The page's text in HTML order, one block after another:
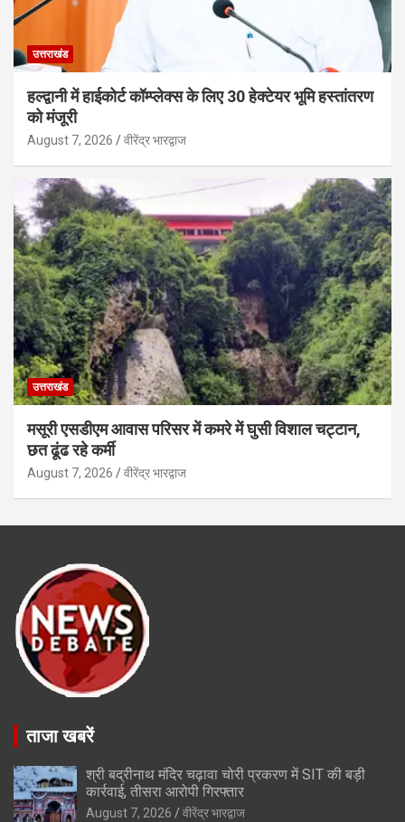
उत्तराखंड
हल्द्वानी में हाईकोर्ट कॉम्प्लेक्स के लिए 30 हेक्टेयर भूमि हस्तांतरण
को मंजूरी
August 7, 2026 वीरेंद्र भारद्वाज
उत्तराखंड
मसूरी एसडीएम आवास परिसर में कमरे में घुसी विशाल चट्टान,
छत ढूंढ रहे कर्मी
August 7, 2026 वीरेंद्र भारद्वाज
ताजा खबरें
श्री बद्रीनाथ मंदिर चढ़ावा चोरी प्रकरण में SIT की बड़ी
कार्रवाई, तीसरा आरोपी गिरफ्तार
August 7, 2026 वीरेंद्र भारद्वाज